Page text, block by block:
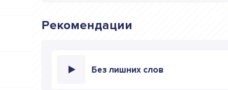
Рекомендации
Без лишних слов